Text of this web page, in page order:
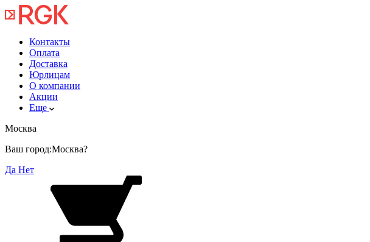
Контакты
Оплата
Доставка
Юрлицам
О компании
Акции
Еще
Москва
Ваш город:Москва?
Да Нет